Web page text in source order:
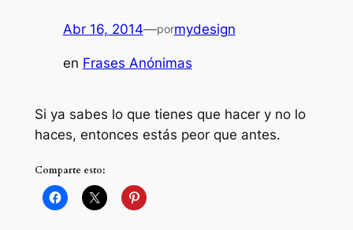
Abr 16, 2014—pormydesign
en Frases Anónimas
Si ya sabes lo que tienes que hacer y no lo
haces, entonces estás peor que antes.
Comparte esto: